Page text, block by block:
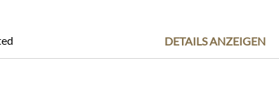
DETAILS ANZEIGEN